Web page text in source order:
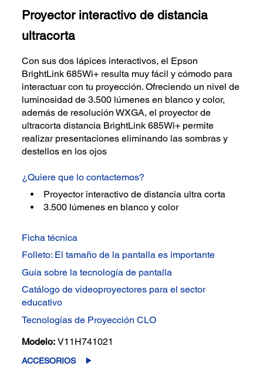
Proyector interactivo de distancia
ultracorta
Con sus dos lápices interactivos, el Epson
BrightLink 685Wi+ resulta muy fácil y cómodo para
interactuar con tu proyección. Ofreciendo un nivel de
luminosidad de 3.500 lúmenes en blanco y color,
además de resolución WXGA, el proyector de
ultracorta distancia BrightLink 685Wi+ permite
realizar presentaciones eliminando las sombras y
destellos en los ojos
¿Quiere que lo contactemos?
Proyector interactivo de distancia ultra corta
3.500 lúmenes en blanco y color
Ficha técnica
Folleto: El tamaño de la pantalla es importante
Guía sobre la tecnología de pantalla
Catálogo de videoproyectores para el sector
educativo
Tecnologías de Proyección CLO
Modelo: V11H741021
ACCESORIOS